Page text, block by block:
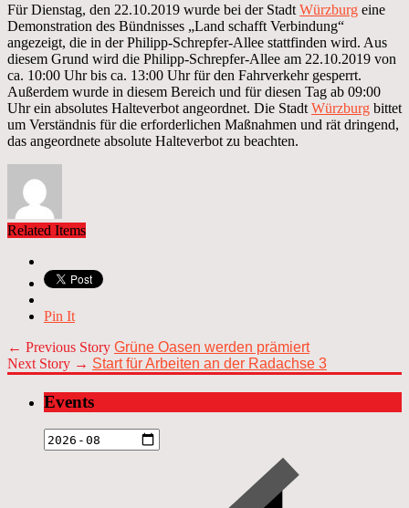
Für Dienstag, den 22.10.2019 wurde bei der Stadt Würzburg eine
Demonstration des Bündnisses „Land schafft Verbindung“
angezeigt, die in der Philipp-Schrepfer-Allee stattfinden wird. Aus
diesem Grund wird die Philipp-Schrepfer-Allee am 22.10.2019 von
ca. 10:00 Uhr bis ca. 13:00 Uhr für den Fahrverkehr gesperrt.
Außerdem wurde in diesem Bereich und für diesen Tag ab 09:00
Uhr ein absolutes Halteverbot angeordnet. Die Stadt Würzburg bittet
um Verständnis für die erforderlichen Maßnahmen und rät dringend,
das angeordnete absolute Halteverbot zu beachten.
Related Items
Pin It
← Previous Story Grüne Oasen werden prämiert
Next Story → Start für Arbeiten an der Radachse 3
Events